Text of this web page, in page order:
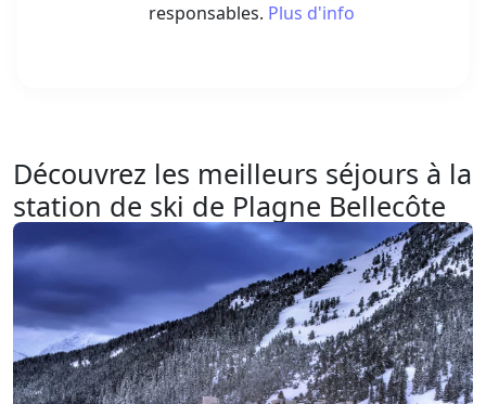
responsables. Plus d'info
Découvrez les meilleurs séjours à la
station de ski de Plagne Bellecôte